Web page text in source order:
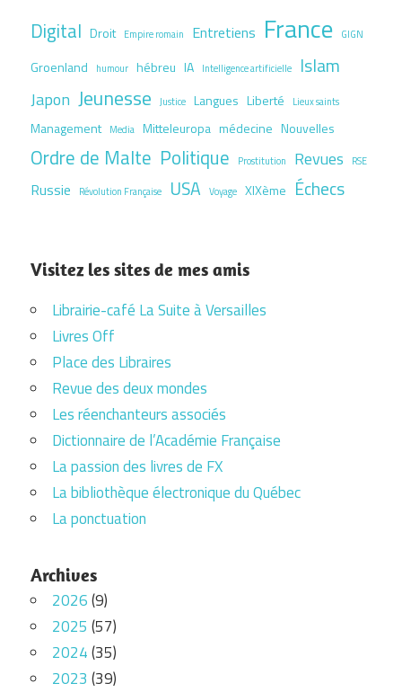
Digital Droit Empire romain Entretiens France GIGN
Groenland humour hébreu IA Intelligence artificielle Islam
Japon Jeunesse Justice Langues Liberté Lieux saints
Management Media Mitteleuropa médecine Nouvelles
Ordre de Malte Politique Prostitution Revues RSE
Russie Révolution Française USA Voyage XIXème Échecs
Visitez les sites de mes amis
Librairie-café La Suite à Versailles
Livres Off
Place des Libraires
Revue des deux mondes
Les réenchanteurs associés
Dictionnaire de l’Académie Française
La passion des livres de FX
La bibliothèque électronique du Québec
La ponctuation
Archives
2026(9)
2025 (57)
2024(35)
2023 (39)